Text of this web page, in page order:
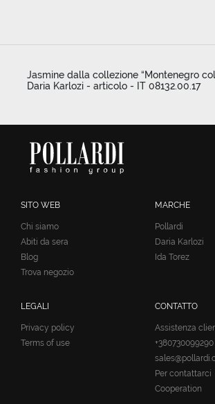
Jasmine dalla collezione “Montenegro
Daria Karlozi - articolo - IT 08132.00.17
SITO WEB
Chi siamo
Abiti da sera
Blog
Trova negozio
MARCHE
Pollardi
Daria Karlozi
Ida Torez
LEGALI
Privacy policy
Terms of use
CONTATTO
Assistenza
+380730099290
Per contattarci
Cooperation